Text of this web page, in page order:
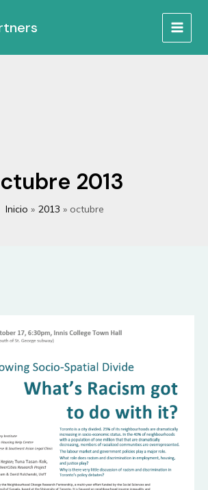
MAIN
2013
Inicio 2013 octubre